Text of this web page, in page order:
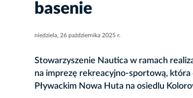
basenie
niedziela, 26 października 2025 r.
Stowarzyszenie Nautica w ramach
na imprezę rekreacyjno-sportową, która
Pływackim Nowa Huta na osiedlu